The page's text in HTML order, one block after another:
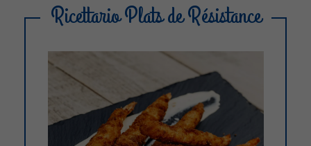
Ricettario Plats de Résistance